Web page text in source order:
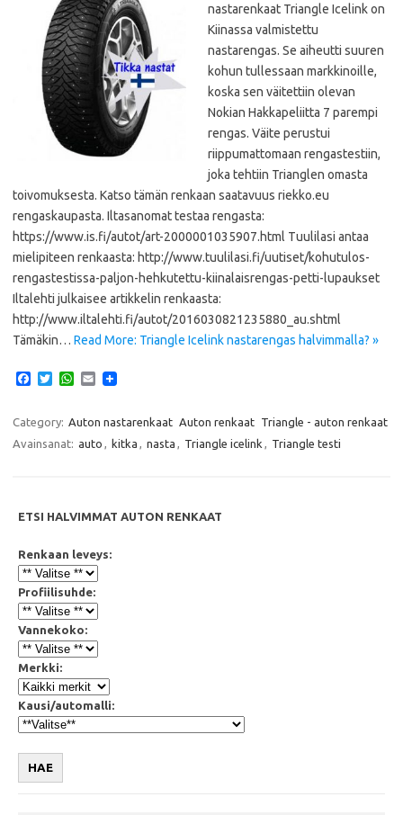
nastarenkaat Triangle Icelink on
Kiinassa valmistettu
nastarengas. Se aiheutti suuren
kohun tullessaan markkinoille,
koska sen väitettiin olevan
Nokian Hakkapeliitta 7 parempi
rengas. Väite perustui
riippumattomaan rengastestiin,
joka tehtiin Trianglen omasta
toivomuksesta. Katso tämän renkaan saatavuus riekko.eu
rengaskaupasta. Iltasanomat testaa rengasta:
https://www.is.fi/autot/art-2000001035907.html Tuulilasi antaa
mielipiteen renkaasta: http://www.tuulilasi.fi/uutiset/kohutulos-
rengastestissa-paljon-hehkutettu-kiinalaisrengas-petti-lupaukset
Iltalehti julkaisee artikkelin renkaasta:
http://www.iltalehti.fi/autot/2016030821235880_au.shtml
Tämäkin… Read More: Triangle Icelink nastarengas halvimmalla? »
e
b
o
T
t
e
W
t
A
E
i
Category: Auton nastarenkaat Auton renkaat Triangle - auton renkaat
Avainsanat: auto kitka nasta Triangle icelink Triangle testi
ETSI HALVIMMAT AUTON RENKAAT
Renkaan leveys:
Profiilisuhde:
Vannekoko:
Merkki:
Kausi/automalli:
HAE